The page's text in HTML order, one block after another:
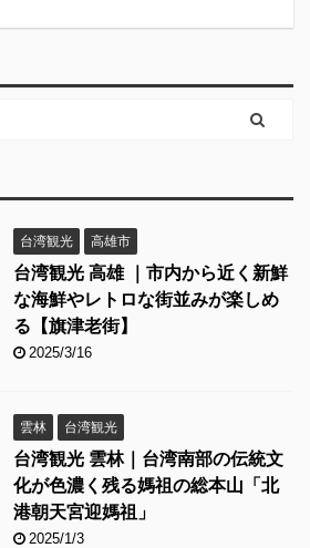
台湾観光 高雄市
台湾観光 高雄 ｜市内から近く新鮮
な海鮮やレトロな街並みが楽しめ
る【旗津老街】
2025/3/16
雲林 台湾観光
台湾観光 雲林｜台湾南部の伝統文
化が色濃く残る媽祖の総本山「北
港朝天宮迎媽祖」
2025/1/3